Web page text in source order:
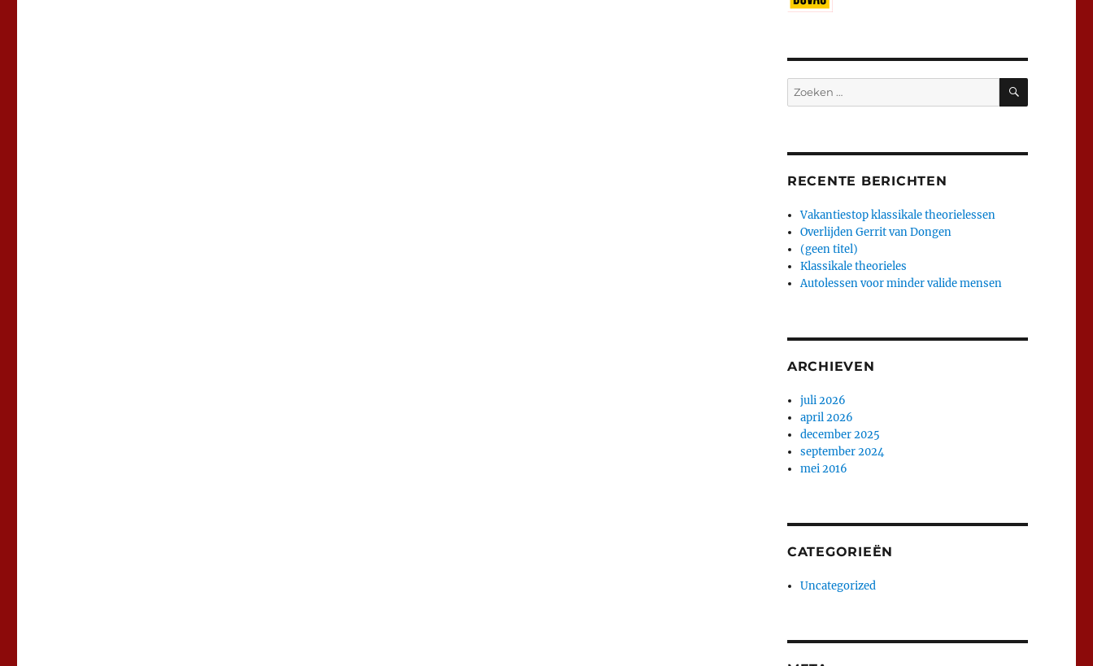
Zoeken
naar:
ZOEKEN
RECENTE BERICHTEN
Vakantiestop klassikale theorielessen
Overlijden Gerrit van Dongen
(geen titel)
Klassikale theorieles
Autolessen voor minder valide mensen
ARCHIEVEN
juli 2026
april 2026
december 2025
september 2024
mei 2016
CATEGORIEËN
Uncategorized